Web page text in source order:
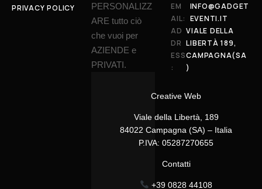
PRIVACY POLICY
PERSONALIZZ
ARE tutto ciò
che vuoi per
AZIENDE e
PRIVATI.
Creative Web
Viale della Libertà, 189
84022 Campagna (SA) – Italia
P.IVA: 05287270655
Contatti
+39 0828 44108
EM
AIL:
INFO@GADGET
EVENTI.IT
AD
DR
ESS
:
VIALE DELLA
LIBERTÀ 189,
CAMPAGNA(SA
)